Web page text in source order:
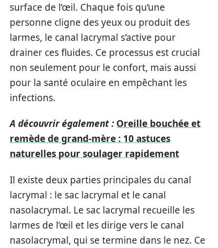
surface de l’œil. Chaque fois qu’une
personne cligne des yeux ou produit des
larmes, le canal lacrymal s’active pour
drainer ces fluides. Ce processus est crucial
non seulement pour le confort, mais aussi
pour la santé oculaire en empêchant les
infections.
A découvrir également : Oreille bouchée et
remède de grand-mère : 10 astuces
naturelles pour soulager rapidement
Il existe deux parties principales du canal
lacrymal : le sac lacrymal et le canal
nasolacrymal. Le sac lacrymal recueille les
larmes de l’œil et les dirige vers le canal
nasolacrymal, qui se termine dans le nez. Ce